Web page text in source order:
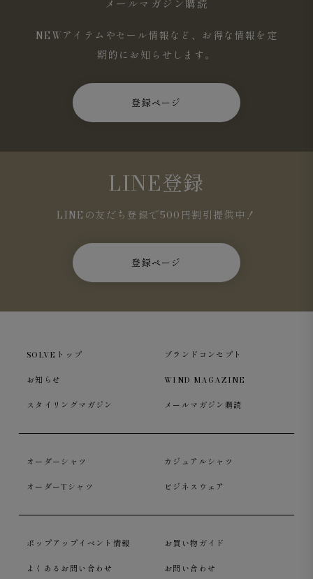
メールマガジン購読
NEWアイテムやセール情報など、お得な情報を定
期的にお知らせします。
登録ページ
LINE登録
LINEの友だち登録で500円割引提供中！
登録ページ
SOLVEトップ ブランドコンセプト
お知らせ WIND MAGAZINE
スタイリングマガジン メールマガジン購読
オーダーシャツ カジュアルシャツ
オーダーTシャツ ビジネスウェア
ポップアップイベント情報 お買い物ガイド
よくあるお問い合わせ お問い合わせ